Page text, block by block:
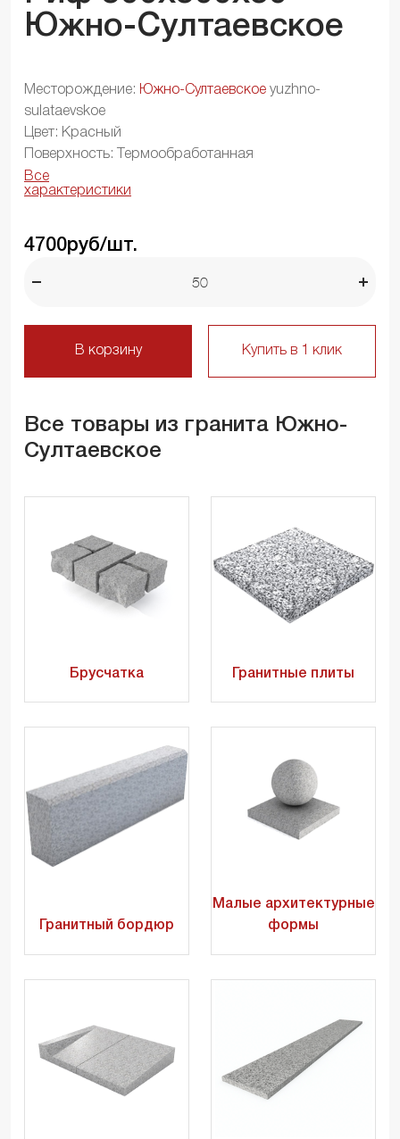
Южно-Султаевское
Месторождение: Южно-Султаевское yuzhno-
sulataevskoe
Цвет: Красный
Поверхность: Термообработанная
Все
характеристики
4700руб/шт.
В корзину Купить в 1 клик
Все товары из гранита Южно-
Султаевское
Брусчатка Гранитные плиты
Гранитный бордюр
Малые архитектурные
формы